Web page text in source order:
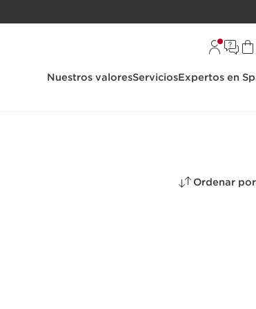
Nuestros valoresServiciosExpertos en
Ordenar por